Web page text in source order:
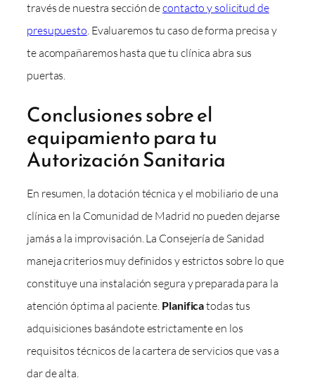
través de nuestra sección decontacto y solicitud de
presupuesto. Evaluaremos tu caso de forma precisa y
te acompañaremos hasta que tu clínica abra sus
puertas.
Conclusiones sobre el
equipamiento para tu
Autorización Sanitaria
En resumen, la dotación técnica y el mobiliario de una
clínica en la Comunidad de Madrid no pueden dejarse
jamás a la improvisación. La Consejería de Sanidad
maneja criterios muy definidos y estrictos sobre lo que
constituye una instalación segura y preparada para la
atención óptima al paciente. Planificatodas tus
adquisiciones basándote estrictamente en los
requisitos técnicos de la cartera de servicios que vas a
dar de alta.